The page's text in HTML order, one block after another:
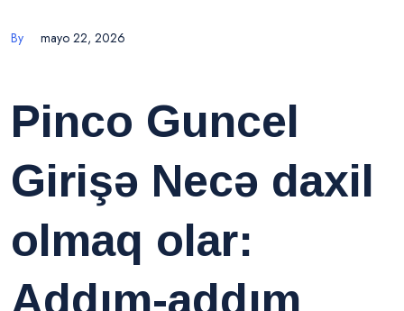
By mayo 22, 2026
Pinco Guncel
Girişə Necə daxil
olmaq olar:
Addım-addım